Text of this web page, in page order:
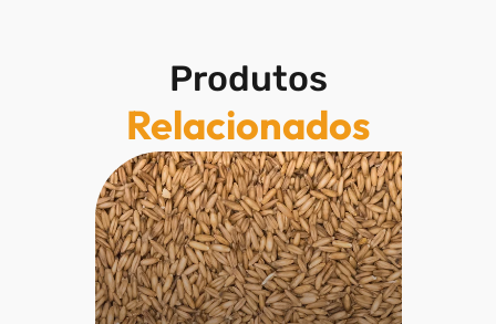
Produtos
Relacionados